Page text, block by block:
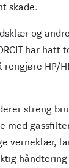
skade.
og
har
HP/
streng
med
verneklær,